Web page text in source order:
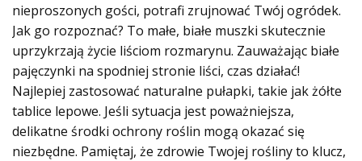
nieproszonych gości, potrafi zrujnować Twój ogródek.
Jak go rozpoznać? To małe, białe muszki skutecznie
uprzykrzają życie liściom rozmarynu. Zauważając białe
pajęczynki na spodniej stronie liści, czas działać!
Najlepiej zastosować naturalne pułapki, takie jak żółte
tablice lepowe. Jeśli sytuacja jest poważniejsza,
delikatne środki ochrony roślin mogą okazać się
niezbędne. Pamiętaj, że zdrowie Twojej rośliny to klucz,